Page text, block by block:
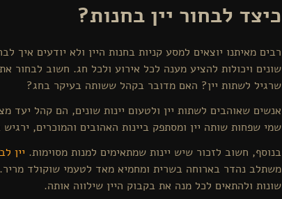
כיצד לבחור יין בחנות?
רבים מאיתנו יוצאים למסע קניות בחנות היין ולא יודעים איך
שונים ויכולות להציע מענה לכל אירוע ולכל חג. חשוב
שרגיל לשתות יין? האם מדובר בקהל ששותה בעיקר בחג?
אנשים שאוהבים לשתות יין ולטעום יינות שונים, הם קהל יעד
שמי שפחות שותה יין ומסתפק ביינות האהובים והמוכרים, ירגיש
בנוסף, חשוב לזכור שיש יינות שמתאימים למנות מסוימות. יין
משתלב נהדר בארוחה בשרית ומחמיא מאד לטעמי שוקולד
שונות ולהתאים לכל מנה את בקבוק היין שילווה אותה.